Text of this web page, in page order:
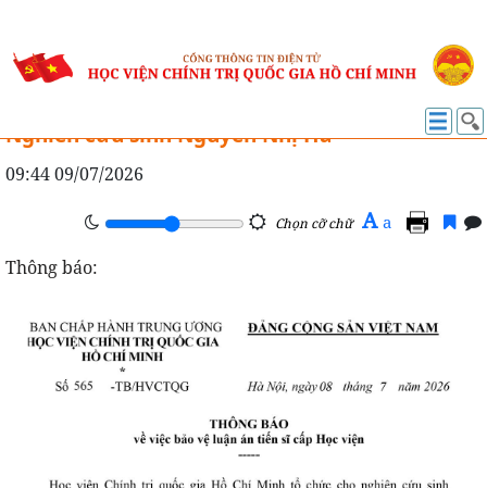
Thông báo tổ chức bảo vệ luận án tiến sĩ cho
Nghiên cứu sinh Nguyễn Nhị Hà
09:44 09/07/2026
Chọn cỡ chữ A a
Thông báo: